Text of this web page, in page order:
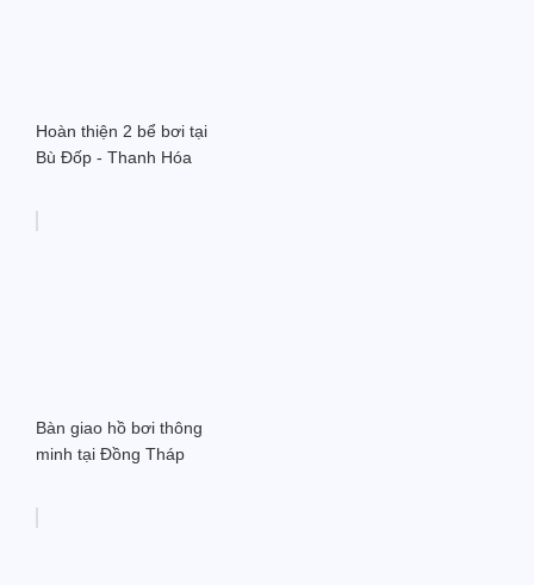
Hoàn thiện 2 bể bơi tại
Bù Đốp - Thanh Hóa
Bàn giao hồ bơi thông
minh tại Đồng Tháp